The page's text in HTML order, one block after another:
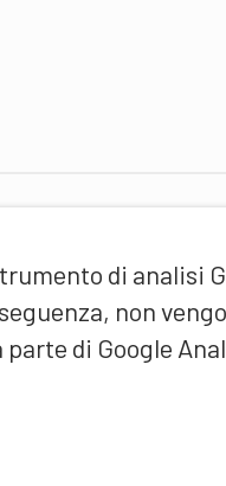
di analisi
non
di Google
universitaria
Sport Macolin
FR)